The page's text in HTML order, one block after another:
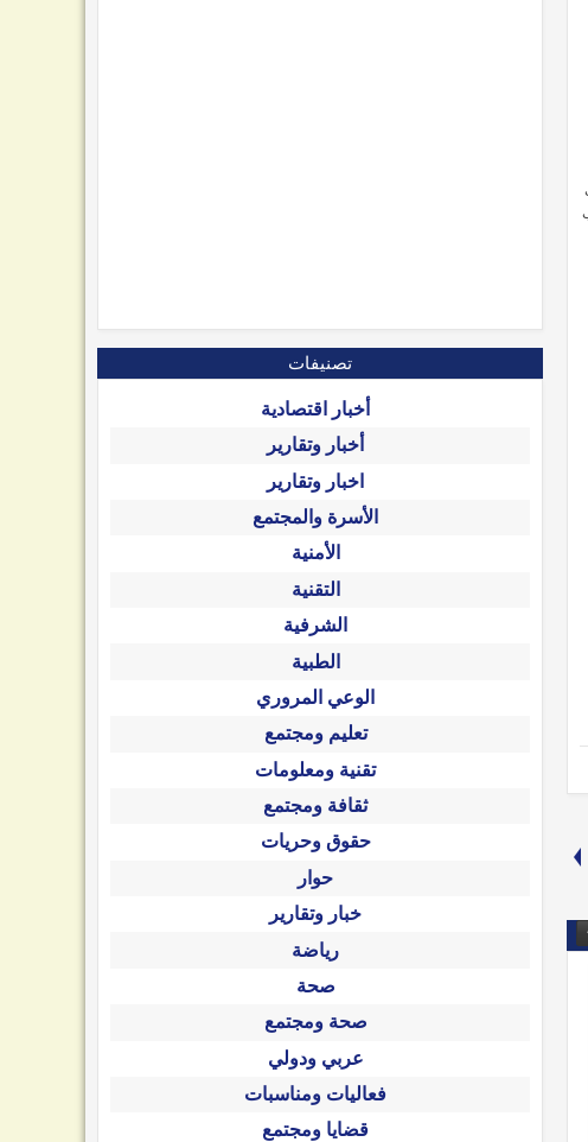
تصنيفات
أخبار اقتصادية
أخبار وتقارير
اخبار وتقارير
الأسرة والمجتمع
الأمنية
التقنية
الشرفية
الطبية
الوعي المروري
تعليم ومجتمع
تقنية ومعلومات
ثقافة ومجتمع
حقوق وحريات
حوار
خبار وتقارير
رياضة
صحة
صحة ومجتمع
عربي ودولي
فعاليات ومناسبات
قضايا ومجتمع